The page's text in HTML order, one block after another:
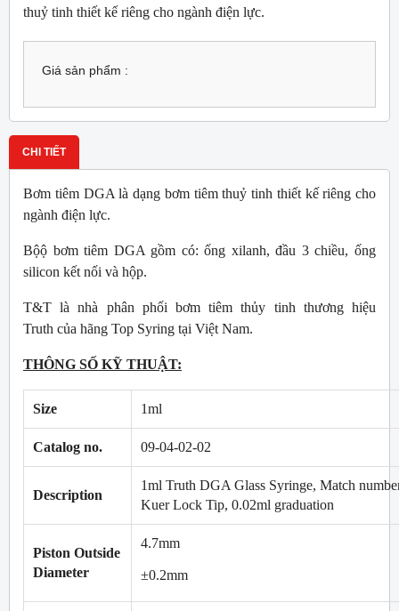
thuỷ tinh thiết kế riêng cho ngành điện lực.
Giá sản phẩm :
CHI TIẾT
Bơm tiêm DGA là dạng bơm tiêm thuỷ tinh thiết kế riêng cho
ngành điện lực.
Bộộ bơm tiêm DGA gồm có: ống xilanh, đầu 3 chiều, ống
silicon kết nối và hộp.
T&T là nhà phân phối bơm tiêm thủy tinh thương hiệu
Truth của hãng Top Syring tại Việt Nam.
THÔNG SỐ KỸ THUẬT:
Size 1ml
Catalog no. 09-04-02-02
Description
1ml Truth DGA Glass Syringe, Match
Kuer Lock Tip, 0.02ml graduation
Piston Outside
Diameter
4.7mm
±0.2mm